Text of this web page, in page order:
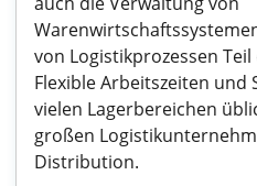
von Logistikprozessen
Flexible Arbeitszeiten und
vielen Lagerbereichen
großen
Distribution.